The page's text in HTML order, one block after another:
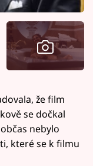
že film
se dočkal
nebylo
které se k filmu